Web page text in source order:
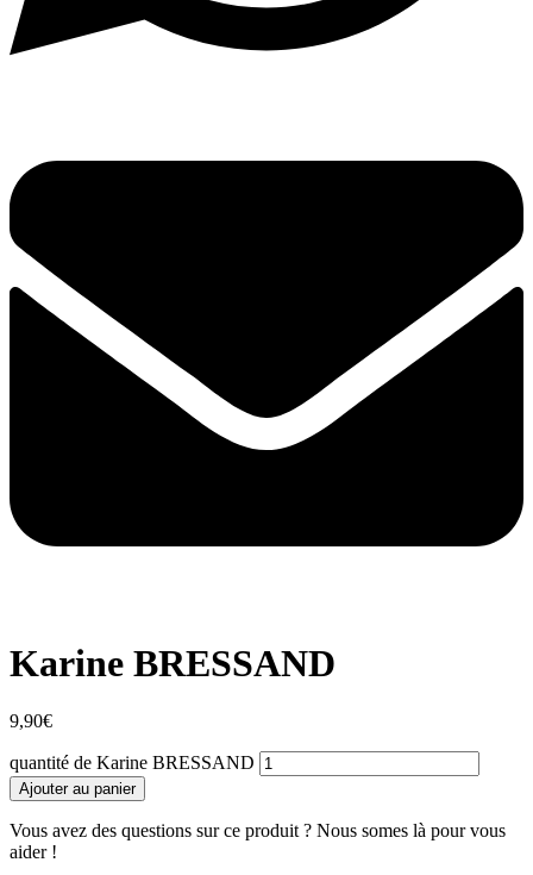
Karine BRESSAND
9,90€
quantité de Karine BRESSAND
Ajouter au panier
Vous avez des questions sur ce produit ? Nous somes là pour vous
aider !